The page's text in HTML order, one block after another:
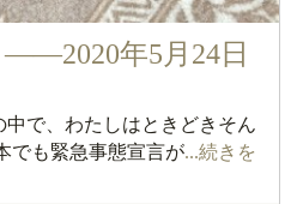
年5月24日
で、わたしはときどきそん
も緊急事態宣言が...続きを